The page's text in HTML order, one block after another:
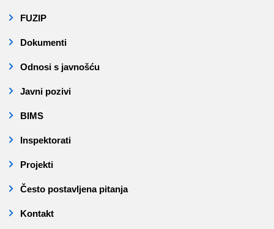
FUZIP
Dokumenti
Odnosi s javnošću
Javni pozivi
BIMS
Inspektorati
Projekti
Često postavljena pitanja
Kontakt